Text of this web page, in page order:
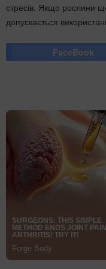
стресів. Якщо рослини
допускається
FaceBook